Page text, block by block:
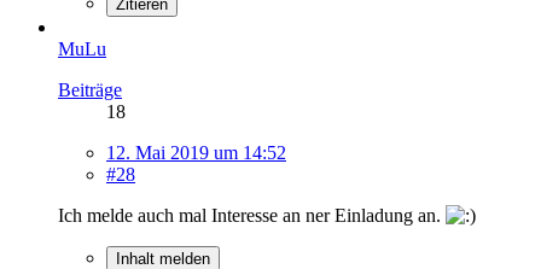
Zitieren
MuLu
Beiträge
18
12. Mai 2019 um 14:52
#28
Ich melde auch mal Interesse an ner Einladung an.
Inhalt melden